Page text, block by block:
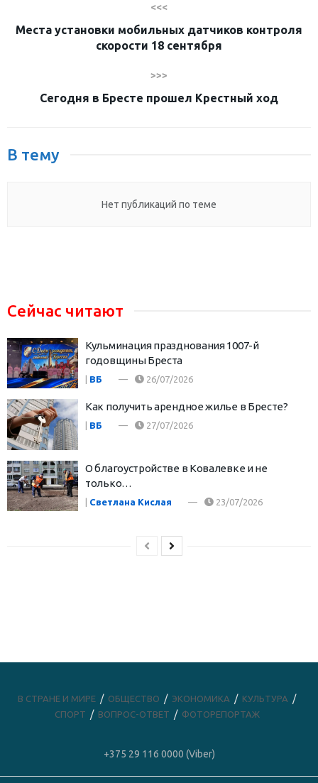
<<<
Места установки мобильных датчиков контроля
скорости 18 сентября
>>>
Сегодня в Бресте прошел Крестный ход
В тему
Нет публикаций по теме
Сейчас читают
Кульминация празднования 1007-й
годовщины Бреста
| ВБ 26/07/2026
Как получить арендное жилье в Бресте?
ВБ 27/07/2026
О благоустройстве в Ковалевке и не
только…
| Светлана Кислая 23/07/2026
В СТРАНЕ И МИРЕ ОБЩЕСТВО ЭКОНОМИКА
КУЛЬТУРА
СПОРТ
ВОПРОС-ОТВЕТ ФОТОРЕПОРТАЖ
+375 29 116 0000 (Viber)